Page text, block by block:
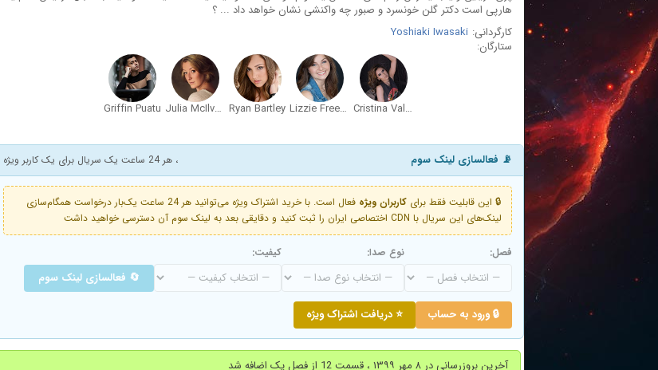
هارپی است دکتر گلن خونسرد و صبور چه واکنشی نشان خواهد داد ... ؟
کارگردانی: Yoshiaki Iwasaki
ستارگان:
Cristina Valenzuela
Lizzie Freeman
Ryan Bartley
Julia McIlvaine
Griffin Puatu
📡 فعالسازی لینک سوم ، هر 24 ساعت یک سریال برای یک کاربر ویژه
🔒 این قابلیت فقط برای کاربران ویژه
فعال است. با خرید اشتراک ویژه می‌توانید هر 24 ساعت یک‌بار درخواست همگام‌سازی
لینک‌های این سریال با CDN اختصاصی ایران را ثبت کنید و دقایقی بعد به لینک سوم آن دسترسی خواهید داشت
فصل: نوع صدا: کیفیت:
🔄 فعالسازی لینک سوم
🔒 ورود به حساب ⭐ دریافت اشتراک ویژه
آخرین بروزرسانی در ۸ مهر ۱۳۹۹ ، قسمت 12 از فصل یک اضافه شد